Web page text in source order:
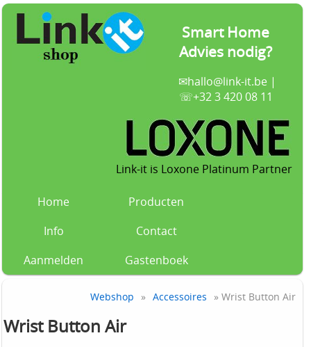
Smart Home
Advies nodig?
✉hallo@link-it.be|
☏+32 3 420 08 11
Link-it is Loxone Platinum Partner
Home
Producten
Info
Contact
Aanmelden
Gastenboek
Webshop » Accessoires » Wrist Button Air
Wrist Button Air